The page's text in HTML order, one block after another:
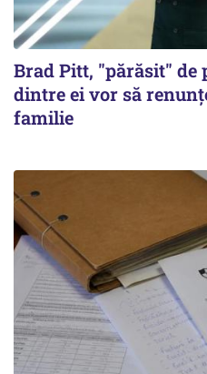
Brad Pitt, "părăsit"
dintre ei vor să
familie